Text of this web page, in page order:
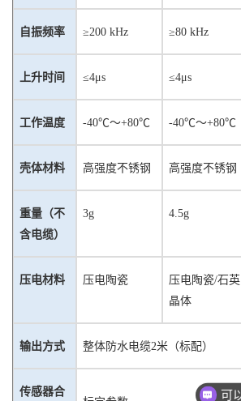
自振频率 ≥200 kHz ≥80 kHz
上升时间 ≤4μs ≤4μs
工作温度 -40℃～+80℃ -40℃～+80℃
壳体材料 高强度不锈钢 高强度不锈钢
重量（不
含电缆）
3g 4.5g
压电材料 压电陶瓷 压电陶瓷/石英
晶体
输出方式 整体防水电缆2米（标配）
传感器合